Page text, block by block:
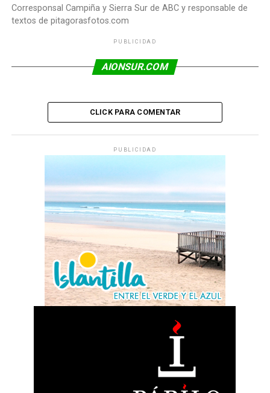
Corresponsal Campiña y Sierra Sur de ABC y responsable de
textos de pitagorasfotos.com
PUBLICIDAD
AIONSUR.COM
CLICK PARA COMENTAR
PUBLICIDAD